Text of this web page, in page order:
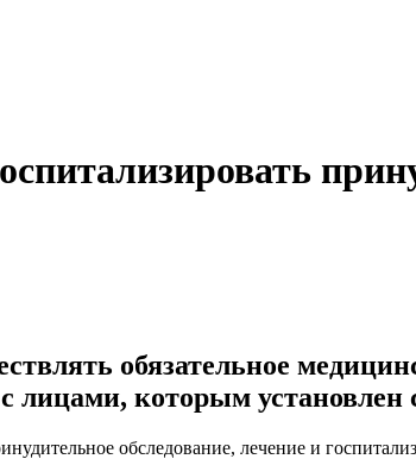
обязательное
которым установлен
обследование, лечение и